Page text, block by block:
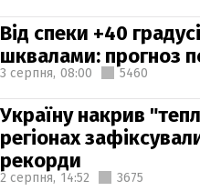
Від спеки +40
шквалами: прогноз
3 серпня, 08:00 5460
Україну накрив
регіонах
рекорди
2 серпня, 14:52 3675